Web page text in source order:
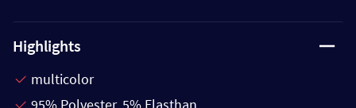
Highlights
multicolor